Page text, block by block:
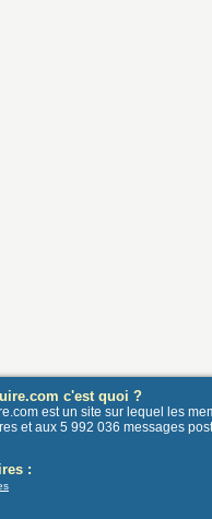
c'est quoi ?
est un site sur lequel les
et aux 5 992 036 messages
: